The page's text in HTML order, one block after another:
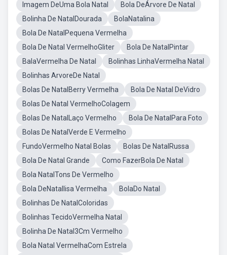
Imagem DeUma Bola Natal
Bola DeÁrvore De Natal
Bolinha De NatalDourada
BolaNatalina
Bola De NatalPequena Vermelha
Bola De Natal VermelhoGliter
Bola De NatalPintar
BalaVermelha De Natal
Bolinhas LinhaVermelha Natal
Bolinhas ArvoreDe Natal
Bolas De NatalBerry Vermelha
Bola De Natal DeVidro
Bolas De Natal VermelhoColagem
Bolas De NatalLaço Vermelho
Bola De NatalPara Foto
Bolas De NatalVerde E Vermelho
FundoVermelho Natal Bolas
Bolas De NatalRussa
Bola De Natal Grande
Como FazerBola De Natal
Bola NatalTons De Vermelho
Bola DeNatallisa Vermelha
BolaDo Natal
Bolinhas De NatalColoridas
Bolinhas TecidoVermelha Natal
Bolinha De Natal3Cm Vermelho
Bola Natal VermelhaCom Estrela